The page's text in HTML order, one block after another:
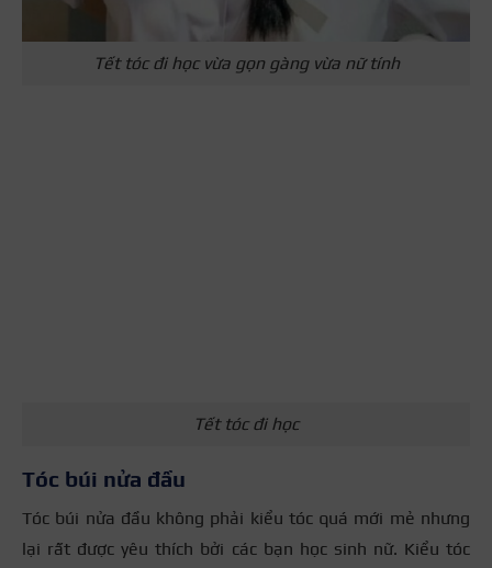
Tết tóc đi học vừa gọn gàng vừa nữ tính
Tết tóc đi học
Tóc búi nửa đầu
Tóc búi nửa đầu không phải kiểu tóc quá mới mẻ nhưng
lại rất được yêu thích bởi các bạn học sinh nữ. Kiểu tóc